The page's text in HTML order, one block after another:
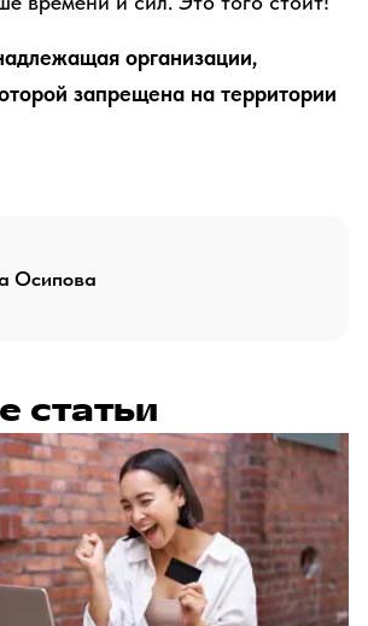
организации,
запрещена на территории
Осипова
статьи